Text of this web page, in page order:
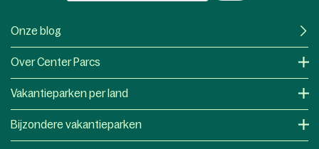
Onze blog
Over Center Parcs
Vakantieparken per land
Bijzondere vakantieparken